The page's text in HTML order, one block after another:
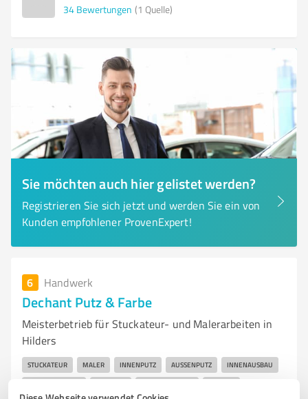
34 Bewertungen (1 Quelle)
Sie möchten auch hier gelistet werden?
Registrieren Sie sich jetzt und werden Sie ein von
Kunden empfohlener ProvenExpert!
6 Handwerk
Dechant Putz & Farbe
Meisterbetrieb für Stuckateur- und Malerarbeiten in
Hilders
STUCKATEUR MALER INNENPUTZ AUSSENPUTZ INNENAUSBAU